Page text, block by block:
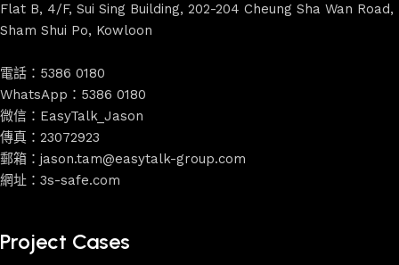
Flat B, 4/F, Sui Sing Building, 202-204 Cheung Sha Wan Road,
Sham Shui Po, Kowloon
電話：5386 0180
WhatsApp：5386 0180
微信：EasyTalk_Jason
傳真：23072923
郵箱：jason.tam@easytalk-group.com
網址：3s-safe.com
Project Cases